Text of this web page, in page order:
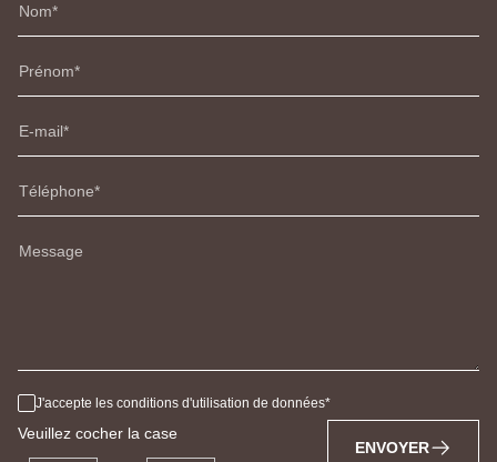
Nom
Prénom
E-mail
Téléphone
Message
J'accepte les conditions d'utilisation de données
Veuillez cocher la case
ENVOYER